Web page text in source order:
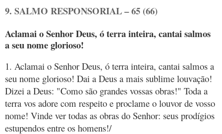
9. SALMO RESPONSORIAL – 65 (66)
Aclamai o Senhor Deus, ó terra inteira, cantai salmos
a seu nome glorioso!
1. Aclamai o Senhor Deus, ó terra inteira, cantai salmos a
seu nome glorioso! Dai a Deus a mais sublime louvação!
Dizei a Deus: "Como são grandes vossas obras!" Toda a
terra vos adore com respeito e proclame o louvor de vosso
nome! Vinde ver todas as obras do Senhor: seus prodígios
estupendos entre os homens!/